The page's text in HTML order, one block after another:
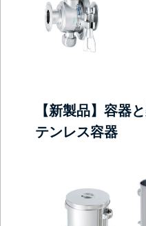
【新製品】容器
テンレス容器